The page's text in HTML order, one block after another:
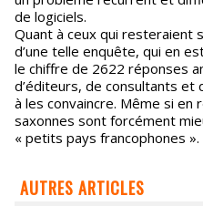
de logiciels.
Quant à ceux qui resteraient
d’une telle enquête, qui en
le chiffre de 2622 réponses
d’éditeurs, de consultants et
à les convaincre. Même si en
saxonnes sont forcément
« petits pays francophones ».
AUTRES ARTICLES